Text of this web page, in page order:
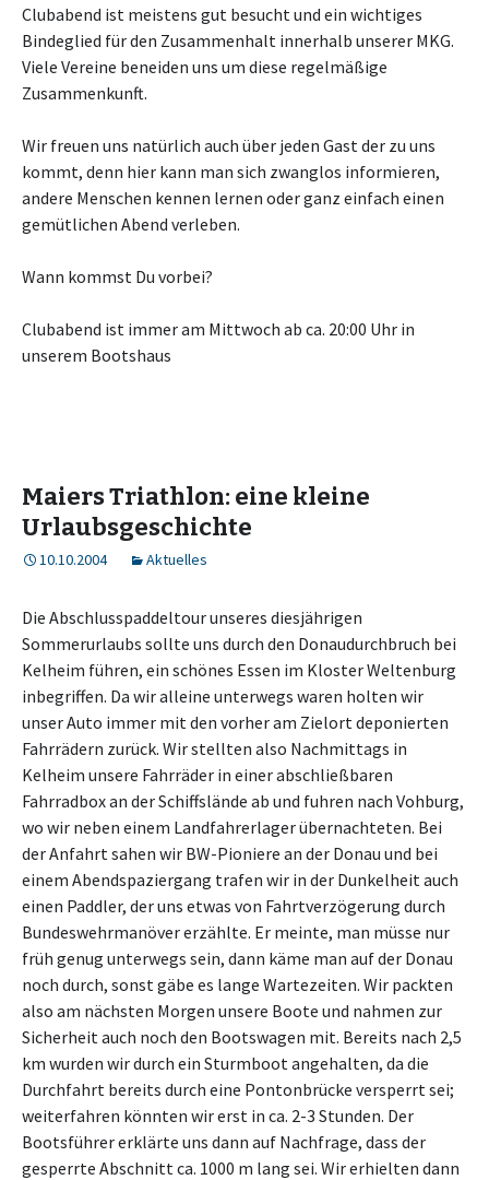
Clubabend ist meistens gut besucht und ein wichtiges
Bindeglied für den Zusammenhalt innerhalb unserer MKG.
Viele Vereine beneiden uns um diese regelmäßige
Zusammenkunft.
Wir freuen uns natürlich auch über jeden Gast der zu uns
kommt, denn hier kann man sich zwanglos informieren,
andere Menschen kennen lernen oder ganz einfach einen
gemütlichen Abend verleben.
Wann kommst Du vorbei?
Clubabend ist immer am Mittwoch ab ca. 20:00 Uhr in
unserem Bootshaus
Maiers Triathlon: eine kleine
Urlaubsgeschichte
10.10.2004 Aktuelles
Die Abschlusspaddeltour unseres diesjährigen
Sommerurlaubs sollte uns durch den Donaudurchbruch bei
Kelheim führen, ein schönes Essen im Kloster Weltenburg
inbegriffen. Da wir alleine unterwegs waren holten wir
unser Auto immer mit den vorher am Zielort deponierten
Fahrrädern zurück. Wir stellten also Nachmittags in
Kelheim unsere Fahrräder in einer abschließbaren
Fahrradbox an der Schiffslände ab und fuhren nach Vohburg,
wo wir neben einem Landfahrerlager übernachteten. Bei
der Anfahrt sahen wir BW-Pioniere an der Donau und bei
einem Abendspaziergang trafen wir in der Dunkelheit auch
einen Paddler, der uns etwas von Fahrtverzögerung durch
Bundeswehrmanöver erzählte. Er meinte, man müsse nur
früh genug unterwegs sein, dann käme man auf der Donau
noch durch, sonst gäbe es lange Wartezeiten. Wir packten
also am nächsten Morgen unsere Boote und nahmen zur
Sicherheit auch noch den Bootswagen mit. Bereits nach 2,5
km wurden wir durch ein Sturmboot angehalten, da die
Durchfahrt bereits durch eine Pontonbrücke versperrt sei;
weiterfahren könnten wir erst in ca. 2-3 Stunden. Der
Bootsführer erklärte uns dann auf Nachfrage, dass der
gesperrte Abschnitt ca. 1000 m lang sei. Wir erhielten dann